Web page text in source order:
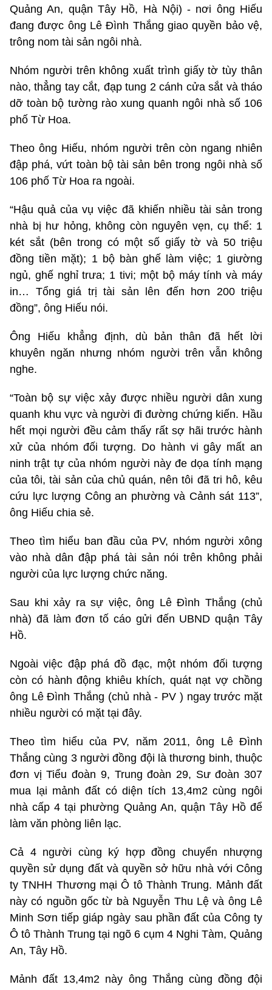
Quảng An, quận Tây Hồ, Hà Nội) - nơi ông Hiếu
đang được ông Lê Đình Thắng giao quyền bảo vệ,
trông nom tài sản ngôi nhà.
Nhóm người trên không xuất trình giấy tờ tùy thân
nào, thẳng tay cắt, đạp tung 2 cánh cửa sắt và tháo
dỡ toàn bộ tường rào xung quanh ngôi nhà số 106
phố Từ Hoa.
Theo ông Hiếu, nhóm người trên còn ngang nhiên
đập phá, vứt toàn bộ tài sản bên trong ngôi nhà số
106 phố Từ Hoa ra ngoài.
“Hậu quả của vụ việc đã khiến nhiều tài sản trong
nhà bị hư hỏng, không còn nguyên vẹn, cụ thể: 1
két sắt (bên trong có một số giấy tờ và 50 triệu
đồng tiền mặt); 1 bộ bàn ghế làm việc; 1 giường
ngủ, ghế nghỉ trưa; 1 tivi; một bộ máy tính và máy
in… Tổng giá trị tài sản lên đến hơn 200 triệu
đồng”, ông Hiếu nói.
Ông Hiếu khẳng định, dù bản thân đã hết lời
khuyên ngăn nhưng nhóm người trên vẫn không
nghe.
“Toàn bộ sự việc xảy được nhiều người dân xung
quanh khu vực và người đi đường chứng kiến. Hầu
hết mọi người đều cảm thấy rất sợ hãi trước hành
xử của nhóm đối tượng. Do hành vi gây mất an
ninh trật tự của nhóm người này đe dọa tính mạng
của tôi, tài sản của chủ quán, nên tôi đã tri hô, kêu
cứu lực lượng Công an phường và Cảnh sát 113”,
ông Hiếu chia sẻ.
Theo tìm hiểu ban đầu của PV, nhóm người xông
vào nhà dân đập phá tài sản nói trên không phải
người của lực lượng chức năng.
Sau khi xảy ra sự việc, ông Lê Đình Thắng (chủ
nhà) đã làm đơn tố cáo gửi đến UBND quận Tây
Hồ.
Ngoài việc đập phá đồ đạc, một nhóm đối tượng
còn có hành động khiêu khích, quát nạt vợ chồng
ông Lê Đình Thắng (chủ nhà - PV ) ngay trước mặt
nhiều người có mặt tại đây.
Theo tìm hiểu của PV, năm 2011, ông Lê Đình
Thắng cùng 3 người đồng đội là thương binh, thuộc
đơn vị Tiểu đoàn 9, Trung đoàn 29, Sư đoàn 307
mua lại mảnh đất có diện tích 13,4m2 cùng ngôi
nhà cấp 4 tại phường Quảng An, quận Tây Hồ để
làm văn phòng liên lạc.
Cả 4 người cùng ký hợp đồng chuyển nhượng
quyền sử dụng đất và quyền sở hữu nhà với Công
ty TNHH Thương mại Ô tô Thành Trung. Mảnh đất
này có nguồn gốc từ bà Nguyễn Thu Lệ và ông Lê
Minh Sơn tiếp giáp ngày sau phần đất của Công ty
Ô tô Thành Trung tại ngõ 6 cụm 4 Nghi Tàm, Quảng
An, Tây Hồ.
Mảnh đất 13,4m2 này ông Thắng cùng đồng đội